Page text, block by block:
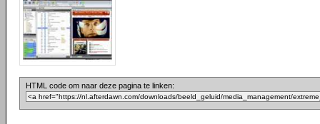
HTML code om naar deze pagina te linken: